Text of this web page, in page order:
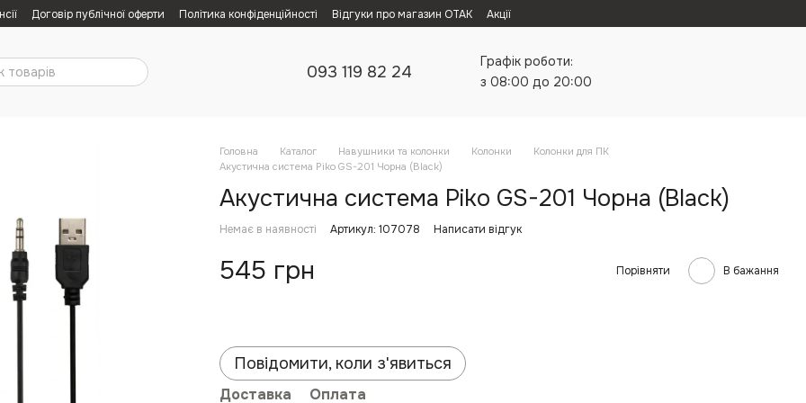
Договір публічної оферти Політика конфіденційності Відгуки про магазин ОТАК Акції
093 119 82 24
Графік роботи:
з 08:00 до 20:00
Головна Каталог Навушники та колонки Колонки
Колонки для ПК
Акустична система Piko GS-201 Чорна (Black)
Акустична система Piko GS-201 Чорна (Black)
Немає в наявності Артикул: 107078 Написати відгук
545 грн Порівняти В бажання
Повідомити, коли з'явиться
Доставка Оплата